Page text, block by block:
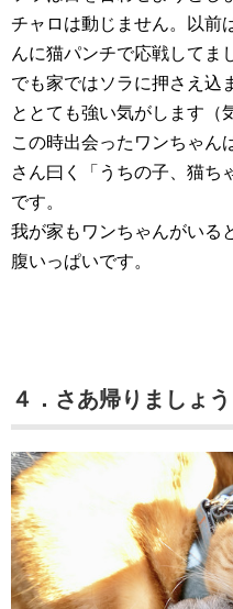
チャロは動じません。以前
んに猫パンチで応戦してま
でも家ではソラに押さえ込
ととても強い気がします（
この時出会ったワンちゃん
さん曰く「うちの子、猫ち
です。
我が家もワンちゃんがいる
腹いっぱいです。
４．さあ帰りましょう